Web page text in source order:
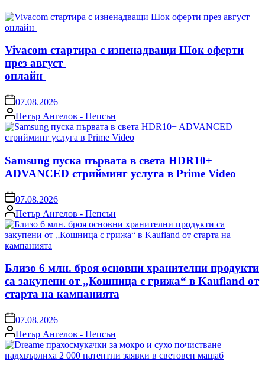
Vivacom стартира с изненадващи Шок оферти
през август
онлайн
on07.08.2026
Posted
by
Петър Ангелов - Пепсън
Samsung пуска първата в света HDR10+
ADVANCED стрийминг услуга в Prime Video
on07.08.2026
Posted
by
Петър Ангелов - Пепсън
Близо 6 млн. броя основни хранителни продукти
са закупени от „Кошница с грижа“ в Kaufland от
старта на кампанията
on07.08.2026
Posted
by
Петър Ангелов - Пепсън